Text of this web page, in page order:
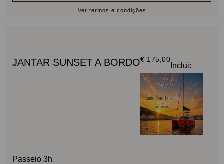
Ver termos e condições
JANTAR SUNSET A BORDO€ 175,00
Inclui:
Passeio 3h